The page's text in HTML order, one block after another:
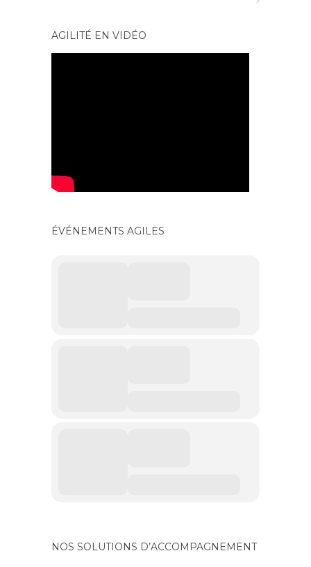
AGILITÉ EN VIDÉO
ÉVÉNEMENTS AGILES
NOS SOLUTIONS D’ACCOMPAGNEMENT